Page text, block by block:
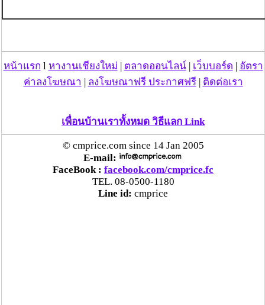
หน้าแรก l หางานเชียงใหม่ | ตลาดออนไลน์| เว็บบอร์ด | อัตรา
ค่าลงโฆษณา | ลงโฆษณาฟรี ประกาศฟรี| ติดต่อเรา
เพื่อนบ้านเราทั้งหมด วิธีแลก Link
© cmprice.com since 14 Jan 2005
E-mail:
FaceBook : facebook.com/cmprice.fc
TEL. 08-0500-1180
Line id: cmprice